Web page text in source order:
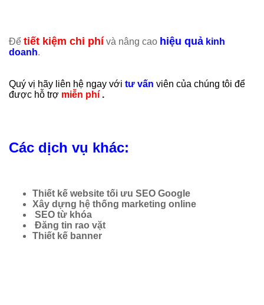
Để tiết kiệm chi phí và nâng cao hiệu quả kinh
doanh.
Quý vị hãy liên hệ ngay với tư vấn viên của chúng tôi để
được hỗ trợ miễn phí .
Các dịch vụ khác:
Thiết kế website tối ưu SEO Google
Xây dựng hệ thống marketing online
SEO từ khóa
Đăng tin rao vặt
Thiết kế banner